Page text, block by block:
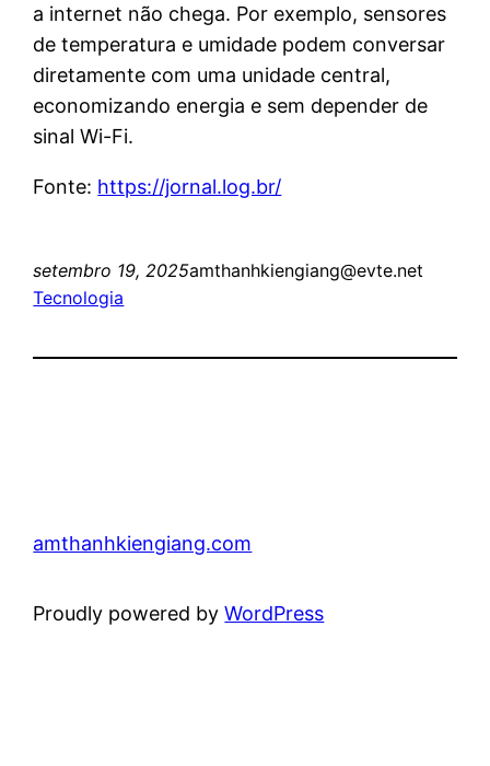
a internet não chega. Por exemplo, sensores
de temperatura e umidade podem conversar
diretamente com uma unidade central,
economizando energia e sem depender de
sinal Wi-Fi.
Fonte: https://jornal.log.br/
setembro 19, 2025amthanhkiengiang@evte.net
Tecnologia
amthanhkiengiang.com
Proudly powered byWordPress